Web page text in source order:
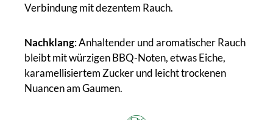
Verbindung mit dezentem Rauch.
Nachklang: Anhaltender und aromatischer Rauch
bleibt mit würzigen BBQ-Noten, etwas Eiche,
karamellisiertem Zucker und leicht trockenen
Nuancen am Gaumen.